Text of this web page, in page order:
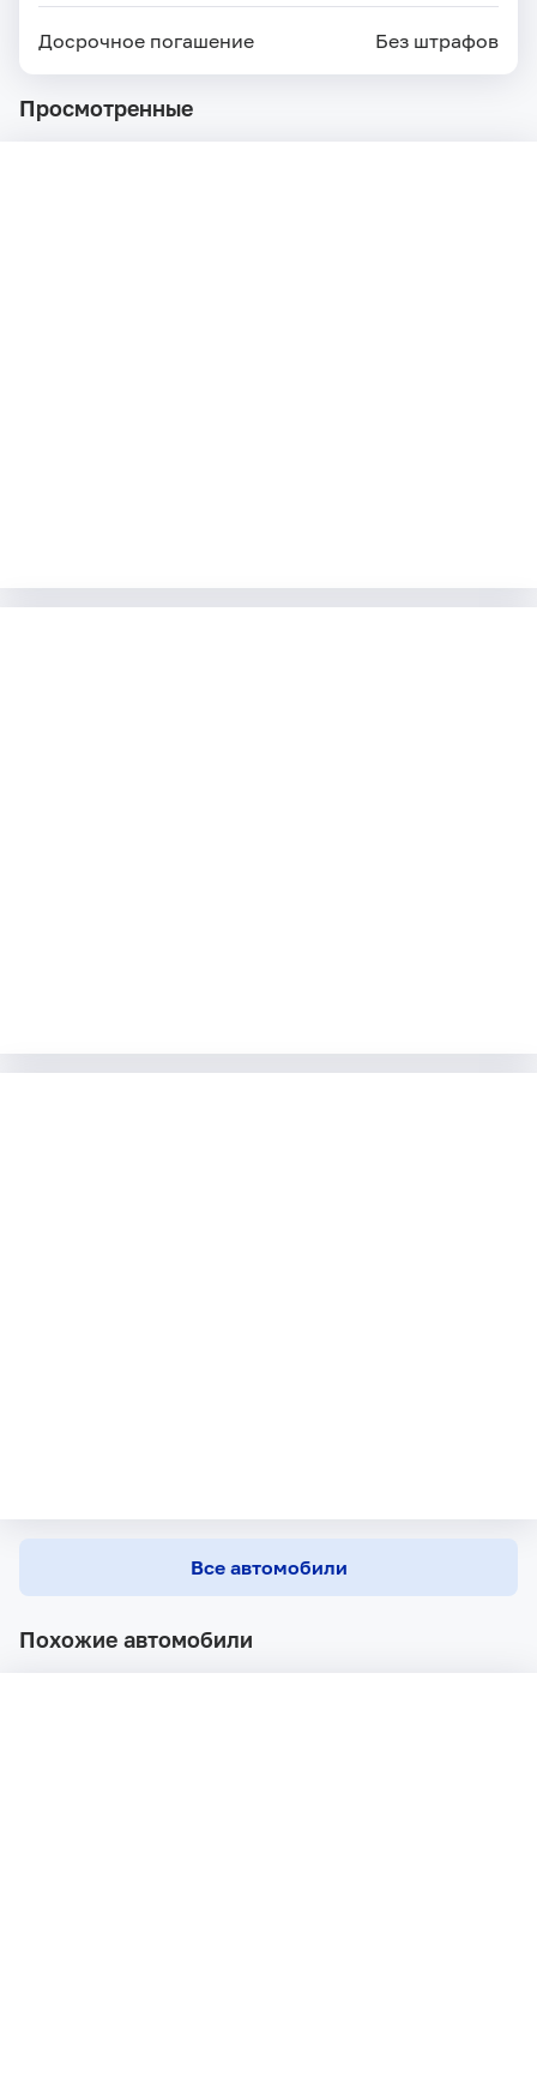
Досрочное погашение Без штрафов
Просмотренные
Все автомобили
Похожие автомобили